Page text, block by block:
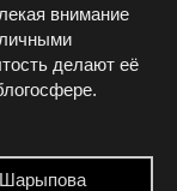
внимание
делают её